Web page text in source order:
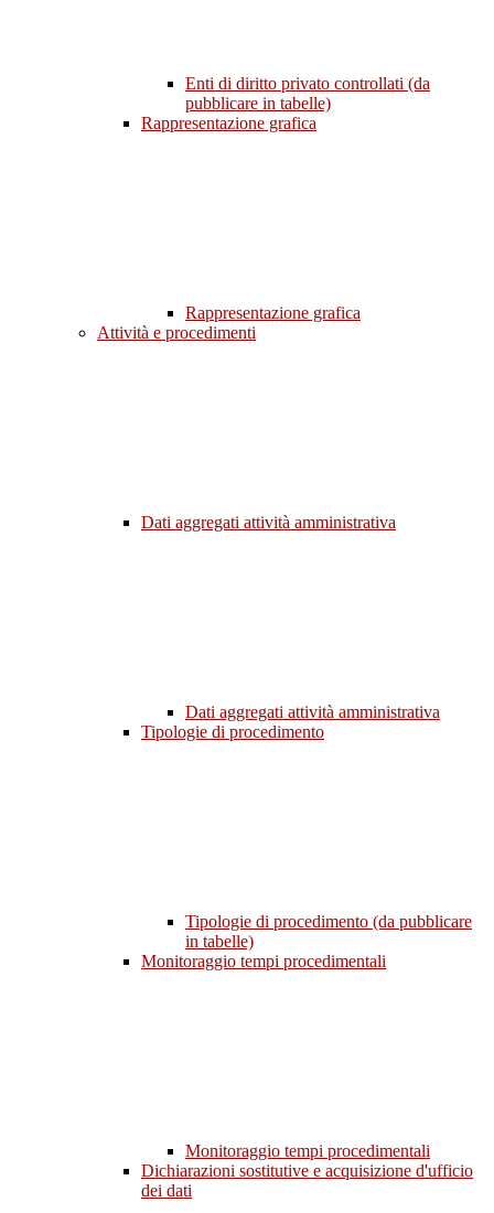
Enti di diritto privato controllati (da
pubblicare in tabelle)
Rappresentazione grafica
Rappresentazione grafica
Attività e procedimenti
Dati aggregati attività amministrativa
Dati aggregati attività amministrativa
Tipologie di procedimento
Tipologie di procedimento (da pubblicare
in tabelle)
Monitoraggio tempi procedimentali
Monitoraggio tempi procedimentali
Dichiarazioni sostitutive e acquisizione d'ufficio
dei dati